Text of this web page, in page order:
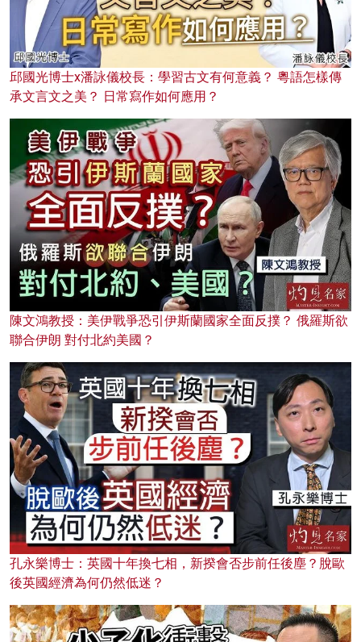
邱國光博士x潘詠儀校長：學習古文有何意義？ 粵語怎樣傳
承文言文之美？ 日常寫作如何應用？
陳文鴻教授：美伊戰爭恐引伊斯蘭國家全面反撲？ 俄羅斯欲
聯合伊朗 對付北約美國？
孔永樂博士：英國十年換七相，新揆會否步前任後塵？脫歐
後英國經濟為何仍然低迷？